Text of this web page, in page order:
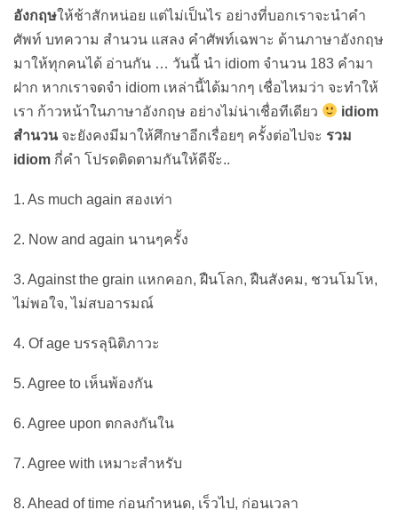
อังกฤษให้ช้าสักหน่อย แต่ไม่เป็นไร อย่างที่บอกเราจะนำคำ
ศัพท์ บทความ สำนวน แสลง คำศัพท์เฉพาะ ด้านภาษาอังกฤษ
มาให้ทุกคนได้ อ่านกัน … วันนี้ นำ idiom จำนวน 183 คำมา
ฝาก หากเราจดจำ idiom เหล่านี้ได้มากๆ เชื่อไหมว่า จะทำให้
เรา ก้าวหน้าในภาษาอังกฤษ อย่างไม่น่าเชื่อทีเดียว
idiom
สำนวนจะยังคงมีมาให้ศึกษาอีกเรื่อยๆ ครั้งต่อไปจะ รวม
idiom กี่คำ โปรดติดตามกันให้ดีจ๊ะ..
1. As much again สองเท่า
2. Now and again นานๆครั้ง
3. Against the grain แหกคอก, ฝืนโลก, ฝืนสังคม, ชวนโมโห,
ไม่พอใจ, ไม่สบอารมณ์
4. Of age บรรลุนิติภาวะ
5. Agree to เห็นพ้องกัน
6. Agree upon ตกลงกันใน
7. Agree with เหมาะสำหรับ
8. Ahead of time ก่อนกำหนด, เร็วไป, ก่อนเวลา